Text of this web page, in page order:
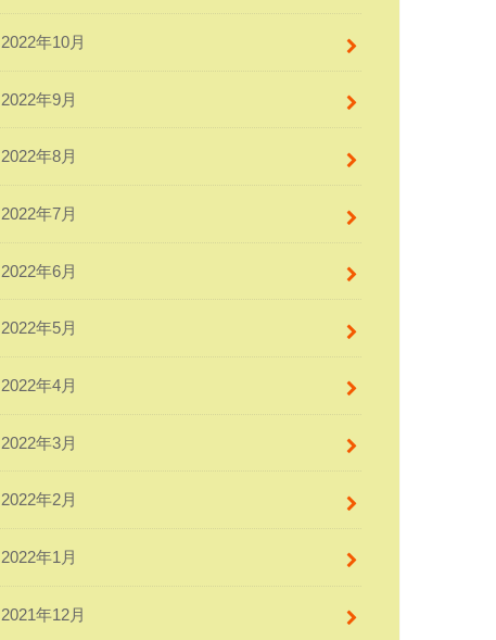
2022年10月
2022年9月
2022年8月
2022年7月
2022年6月
2022年5月
2022年4月
2022年3月
2022年2月
2022年1月
2021年12月